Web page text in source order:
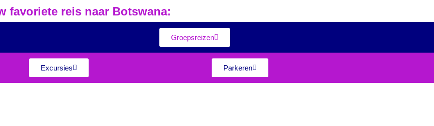
favoriete reis naar Botswana:
Groepsreizen
Excursies Parkeren